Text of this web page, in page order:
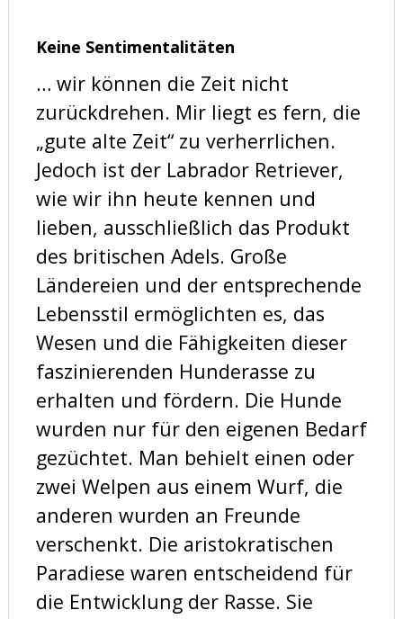
Keine Sentimentalitäten
… wir können die Zeit nicht
zurückdrehen. Mir liegt es fern, die
„gute alte Zeit“ zu verherrlichen.
Jedoch ist der Labrador Retriever,
wie wir ihn heute kennen und
lieben, ausschließlich das Produkt
des britischen Adels. Große
Ländereien und der entsprechende
Lebensstil ermöglichten es, das
Wesen und die Fähigkeiten dieser
faszinierenden Hunderasse zu
erhalten und fördern. Die Hunde
wurden nur für den eigenen Bedarf
gezüchtet. Man behielt einen oder
zwei Welpen aus einem Wurf, die
anderen wurden an Freunde
verschenkt. Die aristokratischen
Paradiese waren entscheidend für
die Entwicklung der Rasse. Sie